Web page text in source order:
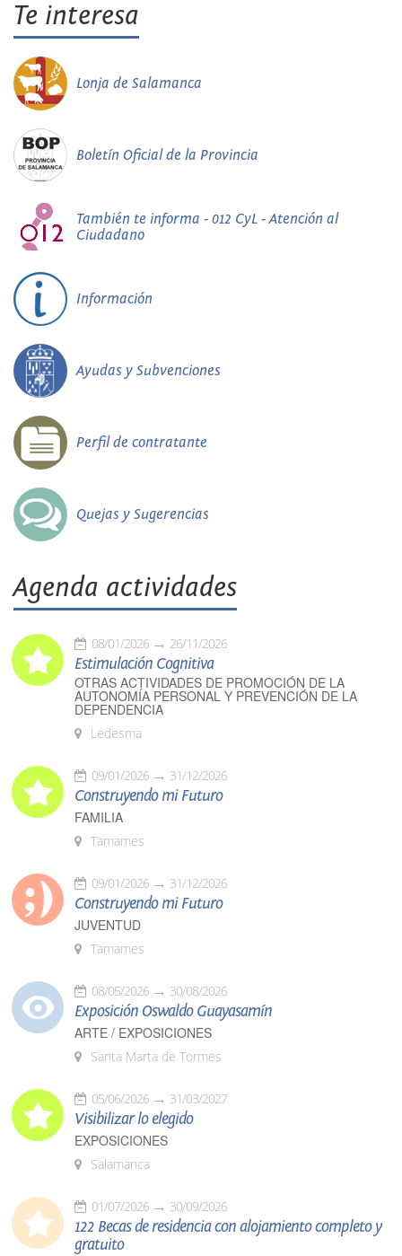
Te interesa
Lonja de Salamanca
Boletín Oficial de la Provincia
También te informa - 012 CyL - Atención al
Ciudadano
Información
Ayudas y Subvenciones
Perfil de contratante
Quejas y Sugerencias
Agenda actividades
08/01/2026 26/11/2026
Estimulación Cognitiva
OTRAS ACTIVIDADES DE PROMOCIÓN DE LA
AUTONOMÍA PERSONAL Y PREVENCIÓN DE LA
DEPENDENCIA
Ledesma
09/01/2026 31/12/2026
Construyendo mi Futuro
FAMILIA
Tamames
09/01/2026 31/12/2026
Construyendo mi Futuro
JUVENTUD
Tamames
08/05/2026 30/08/2026
Exposición Oswaldo Guayasamín
ARTE / EXPOSICIONES
Santa Marta de Tormes
05/06/2026 31/03/2027
Visibilizar lo elegido
EXPOSICIONES
Salamanca
01/07/2026 30/09/2026
122 Becas de residencia con alojamiento completo y
gratuito